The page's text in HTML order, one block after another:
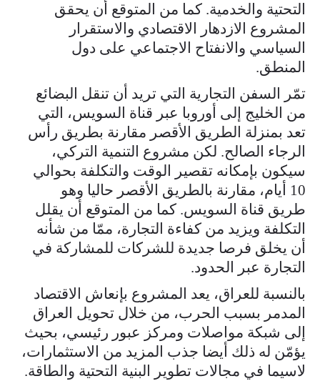
التحتية والخدمية. كما من المتوقع أن يحقق
المشروع الازدهار الاقتصادي والاستقرار
السياسي والانفتاح الاجتماعي على دول
المنطق.
تمّر السفن التجارية التي تريد أن تنقل البضائع
من الخليج إلى أوروبا عبر قناة السويس، التي
تعد بمنزلة الطريق الأقصر مقارنة بطريق رأس
الرجاء الصالح. لكن مشروع التنمية التركي،
سيكون بإمكانه تقصير الوقت والتكلفة بحوالي
10 أيام، مقارنة بالطريق الأقصر حاليا وهو
طريق قناة السويس. كما من المتوقع أن يقلل
التكلفة ويزيد من كفاءة التجارة، ممّا من شأنه
أن يخلق فرصا جديدة للشركات للمشاركة في
التجارة عبر الحدود.
بالنسبة للعراق، يعد المشروع بإنعاش الاقتصاد
المدمر بسبب الحرب، من خلال تحويل العراق
إلى شبكة مواصلات ومركز عبور رئيسي، بحيث
يؤمّن له ذلك أيضا جذب المزيد من الاستثمارات،
لاسيما في مجالات تطوير البنية التحتية والطاقة.